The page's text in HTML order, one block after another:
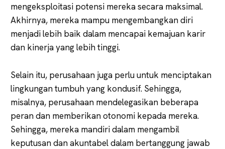
mengeksploitasi potensi mereka secara maksimal.
Akhirnya, mereka mampu mengembangkan diri
menjadi lebih baik dalam mencapai kemajuan karir
dan kinerja yang lebih tinggi.
Selain itu, perusahaan juga perlu untuk menciptakan
lingkungan tumbuh yang kondusif. Sehingga,
misalnya, perusahaan mendelegasikan beberapa
peran dan memberikan otonomi kepada mereka.
Sehingga, mereka mandiri dalam mengambil
keputusan dan akuntabel dalam bertanggung jawab